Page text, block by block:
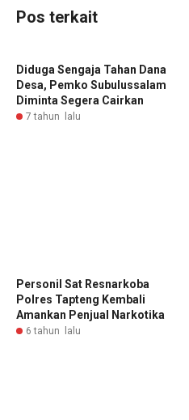
Pos terkait
Diduga Sengaja Tahan Dana
Desa, Pemko Subulussalam
Diminta Segera Cairkan
7 tahun lalu
Personil Sat Resnarkoba
Polres Tapteng Kembali
Amankan Penjual Narkotika
6 tahun lalu